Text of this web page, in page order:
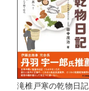
滝椎戸寒の乾物日記